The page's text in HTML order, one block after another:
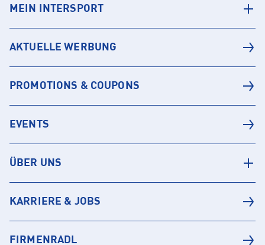
MEIN INTERSPORT
AKTUELLE WERBUNG
PROMOTIONS & COUPONS
EVENTS
ÜBER UNS
KARRIERE & JOBS
FIRMENRADL